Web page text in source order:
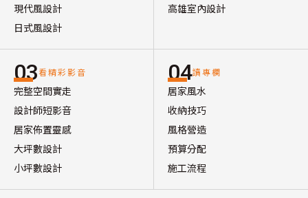
現代風設計
日式風設計
高雄室內設計
03看精彩影音
完整空間實走
設計師短影音
居家佈置靈感
大坪數設計
小坪數設計
04讀專欄
居家風水
收納技巧
風格營造
預算分配
施工流程